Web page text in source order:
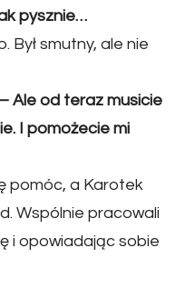
pysznie…
Był smutny, ale nie
– Ale od teraz musicie
I pomożecie mi
pomóc, a Karotek
Wspólnie pracowali
i opowiadając sobie